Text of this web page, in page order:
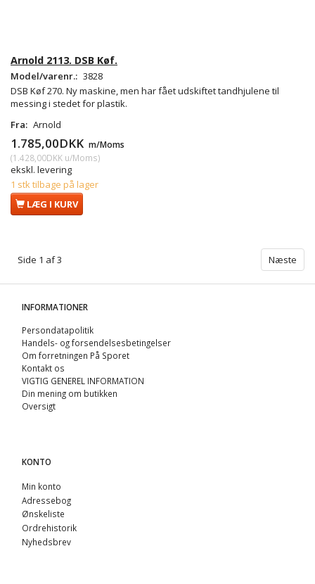
Arnold 2113. DSB Køf.
Model/varenr.: 3828
DSB Køf 270. Ny maskine, men har fået udskiftet tandhjulene til
messing i stedet for plastik.
Fra: Arnold
1.785,00DKK m/Moms
(1.428,00DKK u/Moms)
ekskl. levering
1 stk tilbage på lager
LÆG I KURV
Side 1 af 3 Næste
INFORMATIONER
Persondatapolitik
Handels- og forsendelsesbetingelser
Om forretningen På Sporet
Kontakt os
VIGTIG GENEREL INFORMATION
Din mening om butikken
Oversigt
KONTO
Min konto
Adressebog
Ønskeliste
Ordrehistorik
Nyhedsbrev